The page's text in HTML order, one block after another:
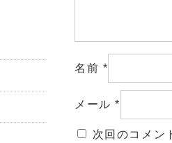
名前 *
メール*
次回のコメン